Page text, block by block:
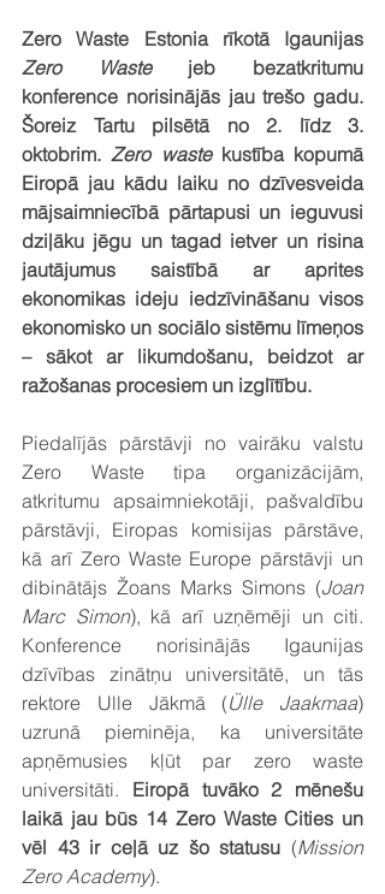
Zero Waste jeb bezatkritumu
konference norisinājās jau trešo gadu.
Šoreiz Tartu pilsētā no 2. līdz 3.
oktobrim. Zero waste kustība kopumā
Eiropā jau kādu laiku no dzīvesveida
mājsaimniecībā pārtapusi un ieguvusi
dziļāku jēgu un tagad ietver un risina
jautājumus saistībā ar aprites
ekonomikas ideju iedzīvināšanu visos
ekonomisko un sociālo sistēmu līmeņos
– sākot ar likumdošanu, beidzot ar
ražošanas procesiem un izglītību.
Piedalījās pārstāvji no vairāku valstu
Zero Waste tipa organizācijām,
atkritumu apsaimniekotāji, pašvaldību
pārstāvji, Eiropas komisijas pārstāve,
kā arī Zero Waste Europe pārstāvji un
dibinātājs Žoans Marks Simons (Joan
Marc Simon), kā arī uzņēmēji un citi.
Konference norisinājās Igaunijas
dzīvības zinātņu universitātē, un tās
rektore Ulle Jākmā (Ülle Jaakmaa)
uzrunā pieminēja, ka universitāte
apņēmusies kļūt par zero waste
universitāti. Eiropā tuvāko 2 mēnešu
laikā jau būs 14 Zero Waste Cities un
vēl 43 ir ceļā uz šo statusu (Mission
Zero Academy).